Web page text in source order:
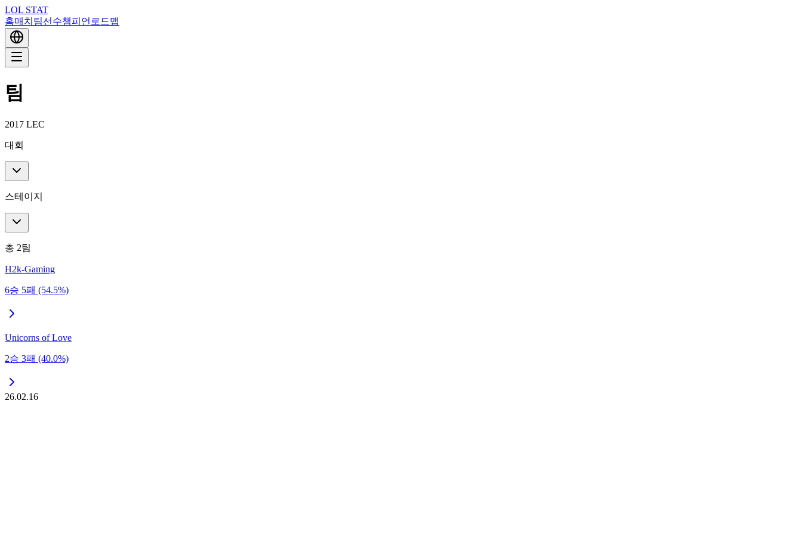
LOL STAT
홈매치 팀선수챔피언 로드맵
팀
2017 LEC
대회
스테이지
총 2팀
H2k-Gaming
6승 5패 (54.5%)
Unicorns of Love
2승 3패 (40.0%)
26.02.16